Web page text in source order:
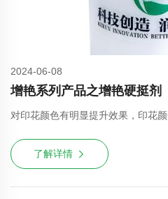
2024-06-08
增艳系列产品之增艳硬挺剂
对印花颜色有明显提升效果，印花
了解详情